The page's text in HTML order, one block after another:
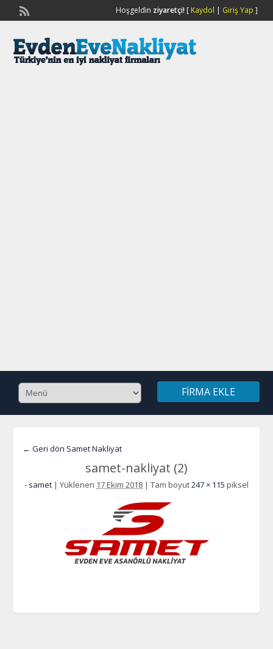
Hoşgeldin ziyaretçi![ Kaydol | Giriş Yap ]
FIRMA EKLE
← Geri dön Samet Nakliyat
samet-nakliyat (2)
- samet | Yüklenen 17 Ekim 2018 | Tam boyut247 × 115 piksel